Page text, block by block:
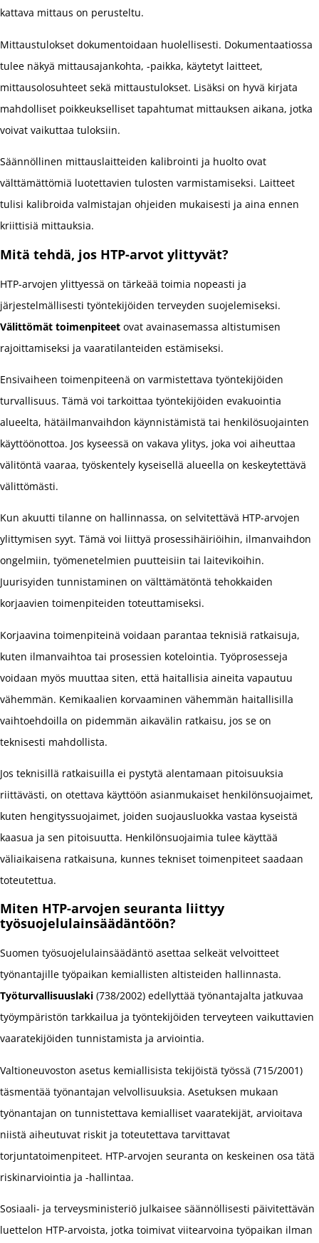
kattava mittaus on perusteltu.
Mittaustulokset dokumentoidaan huolellisesti. Dokumentaatiossa
tulee näkyä mittausajankohta, -paikka, käytetyt laitteet,
mittausolosuhteet sekä mittaustulokset. Lisäksi on hyvä kirjata
mahdolliset poikkeukselliset tapahtumat mittauksen aikana, jotka
voivat vaikuttaa tuloksiin.
Säännöllinen mittauslaitteiden kalibrointi ja huolto ovat
välttämättömiä luotettavien tulosten varmistamiseksi. Laitteet
tulisi kalibroida valmistajan ohjeiden mukaisesti ja aina ennen
kriittisiä mittauksia.
Mitä tehdä, jos HTP-arvot ylittyvät?
HTP-arvojen ylittyessä on tärkeää toimia nopeasti ja
järjestelmällisesti työntekijöiden terveyden suojelemiseksi.
Välittömät toimenpiteet ovat avainasemassa altistumisen
rajoittamiseksi ja vaaratilanteiden estämiseksi.
Ensivaiheen toimenpiteenä on varmistettava työntekijöiden
turvallisuus. Tämä voi tarkoittaa työntekijöiden evakuointia
alueelta, hätäilmanvaihdon käynnistämistä tai henkilösuojainten
käyttöönottoa. Jos kyseessä on vakava ylitys, joka voi aiheuttaa
välitöntä vaaraa, työskentely kyseisellä alueella on keskeytettävä
välittömästi.
Kun akuutti tilanne on hallinnassa, on selvitettävä HTP-arvojen
ylittymisen syyt. Tämä voi liittyä prosessihäiriöihin, ilmanvaihdon
ongelmiin, työmenetelmien puutteisiin tai laitevikoihin.
Juurisyiden tunnistaminen on välttämätöntä tehokkaiden
korjaavien toimenpiteiden toteuttamiseksi.
Korjaavina toimenpiteinä voidaan parantaa teknisiä ratkaisuja,
kuten ilmanvaihtoa tai prosessien kotelointia. Työprosesseja
voidaan myös muuttaa siten, että haitallisia aineita vapautuu
vähemmän. Kemikaalien korvaaminen vähemmän haitallisilla
vaihtoehdoilla on pidemmän aikavälin ratkaisu, jos se on
teknisesti mahdollista.
Jos teknisillä ratkaisuilla ei pystytä alentamaan pitoisuuksia
riittävästi, on otettava käyttöön asianmukaiset henkilönsuojaimet,
kuten hengityssuojaimet, joiden suojausluokka vastaa kyseistä
kaasua ja sen pitoisuutta. Henkilönsuojaimia tulee käyttää
väliaikaisena ratkaisuna, kunnes tekniset toimenpiteet saadaan
toteutettua.
Miten HTP-arvojen seuranta liittyy
työsuojelulainsäädäntöön?
Suomen työsuojelulainsäädäntö asettaa selkeät velvoitteet
työnantajille työpaikan kemiallisten altisteiden hallinnasta.
Työturvallisuuslaki (738/2002) edellyttää työnantajalta jatkuvaa
työympäristön tarkkailua ja työntekijöiden terveyteen vaikuttavien
vaaratekijöiden tunnistamista ja arviointia.
Valtioneuvoston asetus kemiallisista tekijöistä työssä (715/2001)
täsmentää työnantajan velvollisuuksia. Asetuksen mukaan
työnantajan on tunnistettava kemialliset vaaratekijät, arvioitava
niistä aiheutuvat riskit ja toteutettava tarvittavat
torjuntatoimenpiteet. HTP-arvojen seuranta on keskeinen osa tätä
riskinarviointia ja -hallintaa.
Sosiaali- ja terveysministeriö julkaisee säännöllisesti päivitettävän
luettelon HTP-arvoista, jotka toimivat viitearvoina työpaikan ilman